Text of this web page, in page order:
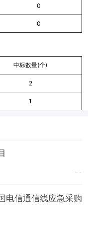
0
0
中标数量(个)
2
1
--
电信通信线应急采购